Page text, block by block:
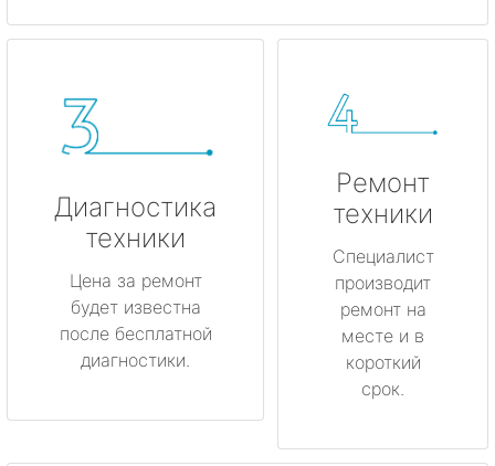
Диагностика
техники
Цена за ремонт
будет известна
после бесплатной
диагностики.
Ремонт
техники
Специалист
производит
ремонт на
месте и в
короткий
срок.